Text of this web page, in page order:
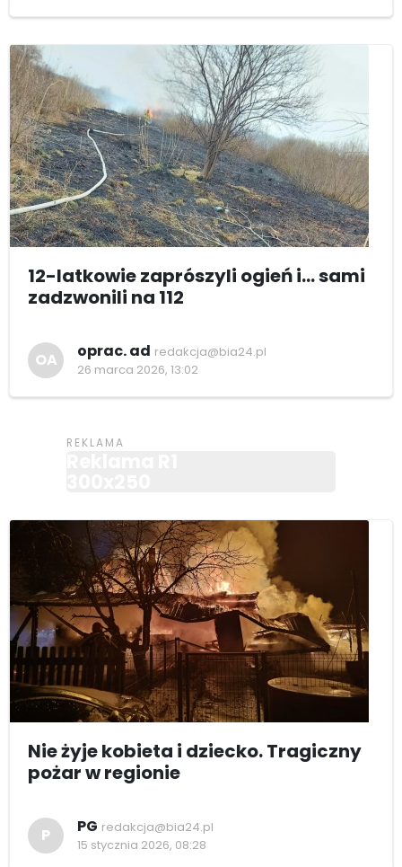
12-latkowie zaprószyli ogień i... sami
zadzwonili na 112
OA oprac. ad redakcja@bia24.pl
26 marca 2026, 13:02
Nie żyje kobieta i dziecko. Tragiczny
pożar w regionie
P PG redakcja@bia24.pl
15 stycznia 2026, 08:28